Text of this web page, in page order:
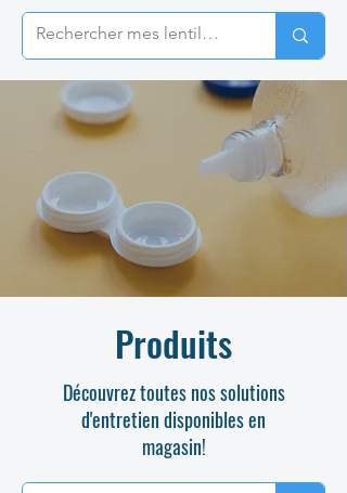
Produits
Découvrez toutes nos solutions
d'entretien disponibles en
magasin!